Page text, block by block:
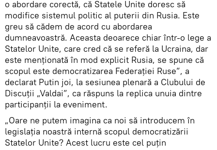
o abordare corectă, că Statele Unite doresc să
modifice sistemul politic al puterii din Rusia. Este
greu să cădem de acord cu abordarea
dumneavoastră. Aceasta deoarece chiar într-o lege a
Statelor Unite, care cred că se referă la Ucraina, dar
este menționată în mod explicit Rusia, se spune că
scopul este democratizarea Federației Ruse”, a
declarat Putin joi, la sesiunea plenară a Clubului de
Discuții „Valdai”, ca răspuns la replica unuia dintre
participanții la eveniment.
„Oare ne putem imagina ca noi să introducem în
legislația noastră internă scopul democratizării
Statelor Unite? Acest lucru este cel puțin